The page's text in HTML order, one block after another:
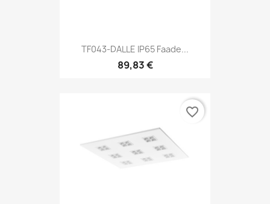
TF043-DALLE IP65 Faade...
89,83 €
favorite_border